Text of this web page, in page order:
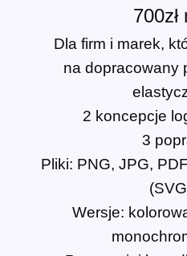
700zł
Dla firm i marek,
na dopracowany
2 koncepcje
3
Pliki: PNG, JPG,
Wersje: